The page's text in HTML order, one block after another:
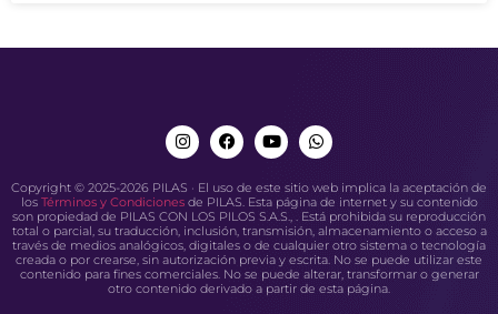
Copyright © 2025-2026 PILAS · El uso de este sitio web implica la aceptación de
los Términos y Condicionesde PILAS. Esta página de internet y su contenido
son propiedad de PILAS CON LOS PILOS S.A.S., . Está prohibida su reproducción
total o parcial, su traducción, inclusión, transmisión, almacenamiento o acceso a
través de medios analógicos, digitales o de cualquier otro sistema o tecnología
creada o por crearse, sin autorización previa y escrita. No se puede utilizar este
contenido para fines comerciales. No se puede alterar, transformar o generar
otro contenido derivado a partir de esta página.